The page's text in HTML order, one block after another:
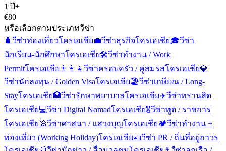
1 ปี+
€80
หรือเลือกตามประเภทวีซ่า
🧳 วีซ่าท่องเที่ยวโครเอเชีย💼วีซ่าธุรกิจโครเอเชีย🎓วีซ่า
นักเรียน-นักศึกษาโครเอเชีย🛠️วีซ่าทำงาน / Work
Permitโครเอเชีย 👨‍👩‍👧 วีซ่าครอบครัว / คู่สมรสโครเอเชีย💎
วีซ่านักลงทุน / Golden Visaโครเอเชีย🏖️วีซ่าเกษียณ / Long-
Stayโครเอเชีย🏥วีซ่ารักษาพยาบาลโครเอเชีย✈️วีซ่าทรานสิต
โครเอเชีย💻วีซ่า Digital Nomadโครเอเชีย🎖️วีซ่าทูต / ราชการ
โครเอเชีย 🕌วีซ่าศาสนา / แสวงบุญโครเอเชีย🏕️วีซ่าทำงาน +
ท่องเที่ยว (Working Holiday)โครเอเชีย🪪วีซ่า PR / ถิ่นที่อยู่ถาวร